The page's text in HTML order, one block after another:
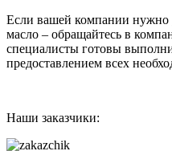
Если вашей компании нужно
масло – обращайтесь в
специалисты готовы
предоставлением всех
Наши заказчики: